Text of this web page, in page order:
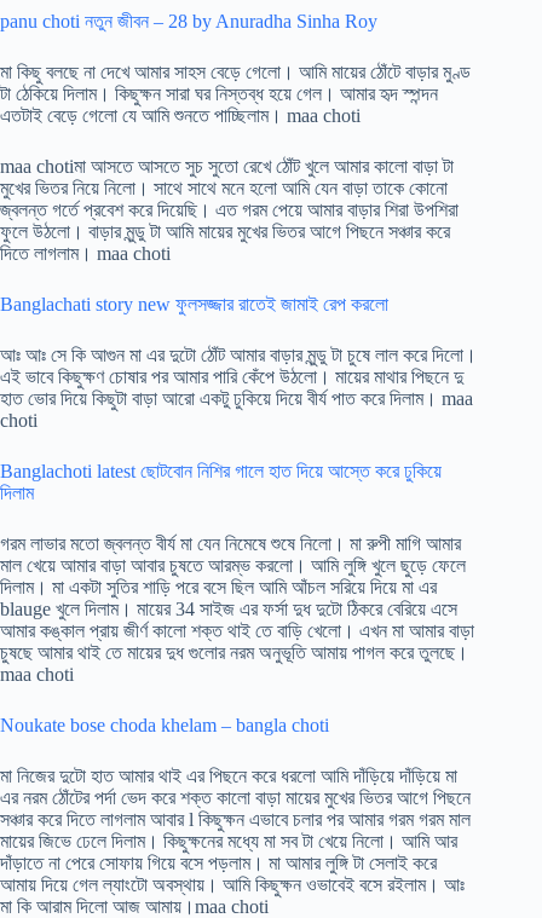
panu choti নতুন জীবন – 28 by Anuradha Sinha Roy
মা কিছু বলছে না দেখে আমার সাহস বেড়ে গেলো। আমি মায়ের ঠোঁটে বাড়ার মুণ্ড
টা ঠেকিয়ে দিলাম। কিছুক্ষন সারা ঘর নিস্তব্ধ হয়ে গেল। আমার হৃদ স্পন্দন
এতটাই বেড়ে গেলো যে আমি শুনতে পাচ্ছিলাম। maa choti
maa chotiমা আসতে আসতে সুচ সুতো রেখে ঠোঁট খুলে আমার কালো বাড়া টা
মুখের ভিতর নিয়ে নিলো। সাথে সাথে মনে হলো আমি যেন বাড়া তাকে কোনো
জ্বলন্ত গর্তে প্রবেশ করে দিয়েছি। এত গরম পেয়ে আমার বাড়ার শিরা উপশিরা
ফুলে উঠলো। বাড়ার মুন্ডু টা আমি মায়ের মুখের ভিতর আগে পিছনে সঞ্চার করে
দিতে লাগলাম। maa choti
Banglachati story new ফুলসজ্জার রাতেই জামাই রেপ করলো
আঃ আঃ সে কি আগুন মা এর দুটো ঠোঁট আমার বাড়ার মুন্ডু টা চুষে লাল করে দিলো।
এই ভাবে কিছুক্ষণ চোষার পর আমার পারি কেঁপে উঠলো। মায়ের মাথার পিছনে দু
হাত ভোর দিয়ে কিছুটা বাড়া আরো একটু ঢুকিয়ে দিয়ে বীর্য পাত করে দিলাম। maa
choti
Banglachoti latest ছোটবোন নিশির গালে হাত দিয়ে আস্তে করে ঢুকিয়ে
দিলাম
গরম লাভার মতো জ্বলন্ত বীর্য মা যেন নিমেষে শুষে নিলো। মা রুপী মাগি আমার
মাল খেয়ে আমার বাড়া আবার চুষতে আরম্ভ করলো। আমি লুঙ্গি খুলে ছুড়ে ফেলে
দিলাম। মা একটা সুতির শাড়ি পরে বসে ছিল আমি আঁচল সরিয়ে দিয়ে মা এর
blauge খুলে দিলাম। মায়ের 34 সাইজ এর ফর্সা দুধ দুটো ঠিকরে বেরিয়ে এসে
আমার কঙ্কাল প্রায় জীর্ণ কালো শক্ত থাই তে বাড়ি খেলো। এখন মা আমার বাড়া
চুষছে আমার থাই তে মায়ের দুধ গুলোর নরম অনুভূতি আমায় পাগল করে তুলছে।
maa choti
Noukate bose choda khelam – bangla choti
মা নিজের দুটো হাত আমার থাই এর পিছনে করে ধরলো আমি দাঁড়িয়ে দাঁড়িয়ে মা
এর নরম ঠোঁটের পর্দা ভেদ করে শক্ত কালো বাড়া মায়ের মুখের ভিতর আগে পিছনে
সঞ্চার করে দিতে লাগলাম আবার l কিছুক্ষন এভাবে চলার পর আমার গরম গরম মাল
মায়ের জিভে ঢেলে দিলাম। কিছুক্ষনের মধ্যে মা সব টা খেয়ে নিলো। আমি আর
দাঁড়াতে না পেরে সোফায় গিয়ে বসে পড়লাম। মা আমার লুঙ্গি টা সেলাই করে
আমায় দিয়ে গেল ল্যাংটো অবস্থায়। আমি কিছুক্ষন ওভাবেই বসে রইলাম। আঃ
মা কি আরাম দিলো আজ আমায়।maa choti